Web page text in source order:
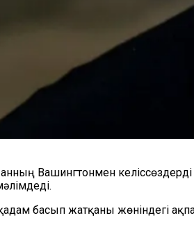
Вашингтонмен
басып жатқаны жөніндегі